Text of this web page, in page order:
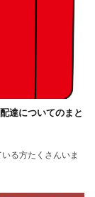
達についてのまと
る方たくさんいま